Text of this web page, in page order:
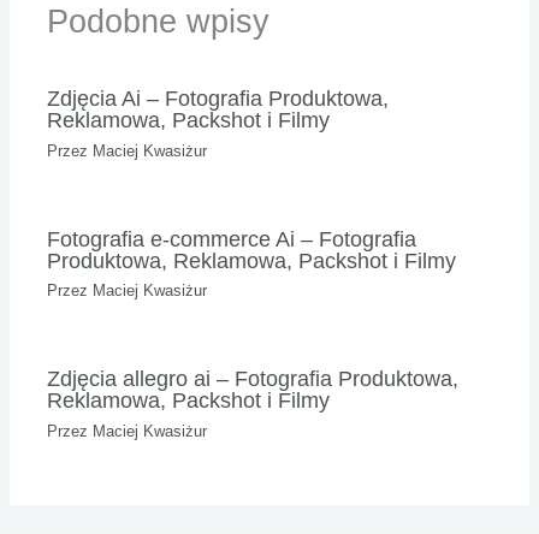
Podobne wpisy
Zdjęcia Ai – Fotografia Produktowa,
Reklamowa, Packshot i Filmy
Przez Maciej Kwasiżur
Fotografia e-commerce Ai – Fotografia
Produktowa, Reklamowa, Packshot i Filmy
Przez Maciej Kwasiżur
Zdjęcia allegro ai – Fotografia Produktowa,
Reklamowa, Packshot i Filmy
Przez Maciej Kwasiżur